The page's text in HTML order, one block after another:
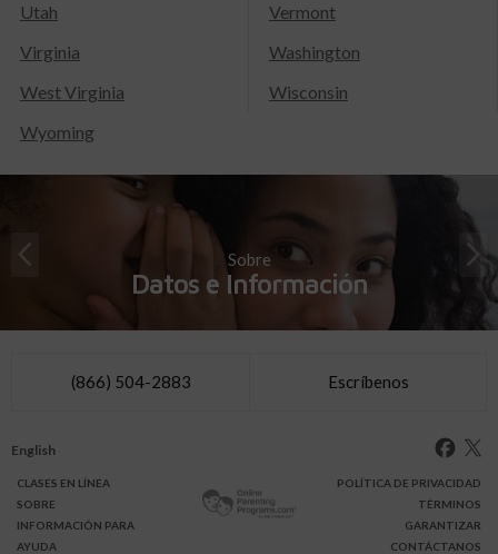
Utah
Vermont
Virginia
Washington
West Virginia
Wisconsin
Wyoming
Sobre
Datos e Información
(866) 504-2883 Escríbenos
English
CLASES EN LÍNEA
SOBRE
INFORMACIÓN PARA
AYUDA
POLÍTICA DE PRIVACIDAD
TÉRMINOS
GARANTIZAR
CONTÁCTANOS